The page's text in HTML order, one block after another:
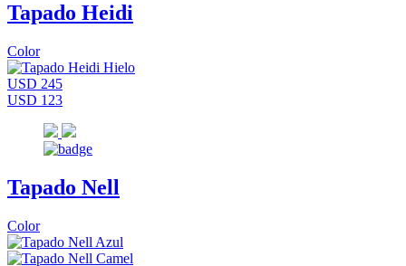
Tapado Heidi
Color
USD 245
USD 123
Tapado Nell
Color